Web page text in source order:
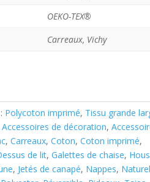
OEKO-TEX®
Carreaux, Vichy
Polycoton imprimé, Tissu grande
Accessoires de décoration,
, Carreaux, Coton, Coton imprimé,
de lit, Galettes de chaise,
, Jetés de canapé, Nappes, Naturel